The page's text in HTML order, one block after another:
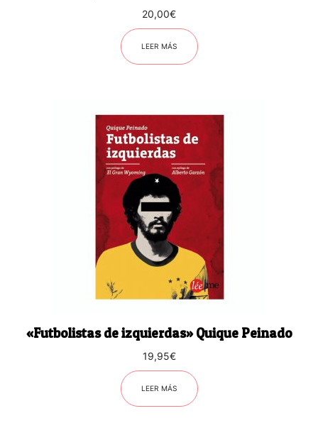
20,00€
LEER MÁS
«Futbolistas de izquierdas» Quique Peinado
19,95€
LEER MÁS